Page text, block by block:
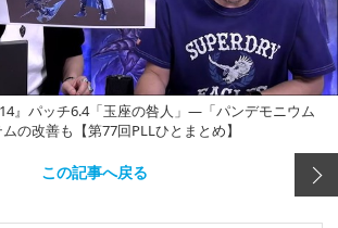
』パッチ6.4「玉座の咎人」―「パンデモニウム
の改善も【第77回PLLひとまとめ】
この記事へ戻る